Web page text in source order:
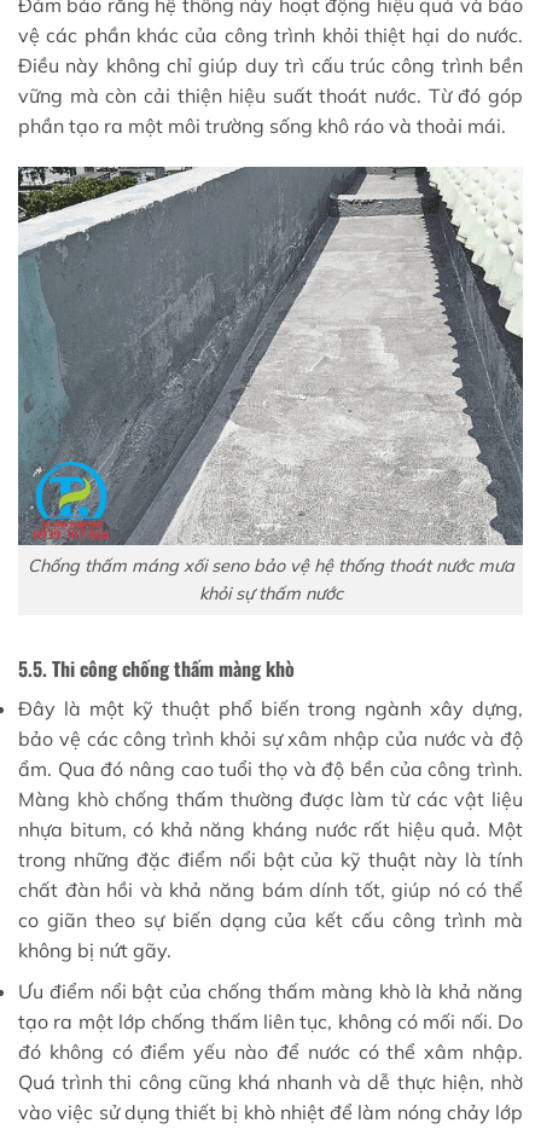
vệ các phần khác của công trình khỏi thiệt hại do nước.
Điều này không chỉ giúp duy trì cấu trúc công trình bền
vững mà còn cải thiện hiệu suất thoát nước. Từ đó góp
phần tạo ra một môi trường sống khô ráo và thoải mái.
Chống thấm máng xối seno bảo vệ hệ thống thoát nước mưa
khỏi sự thấm nước
5.5. Thi công chống thấm màng khò
Đây là một kỹ thuật phổ biến trong ngành xây dựng,
bảo vệ các công trình khỏi sự xâm nhập của nước và độ
ẩm. Qua đó nâng cao tuổi thọ và độ bền của công trình.
Màng khò chống thấm thường được làm từ các vật liệu
nhựa bitum, có khả năng kháng nước rất hiệu quả. Một
trong những đặc điểm nổi bật của kỹ thuật này là tính
chất đàn hồi và khả năng bám dính tốt, giúp nó có thể
co giãn theo sự biến dạng của kết cấu công trình mà
không bị nứt gãy.
Ưu điểm nổi bật của chống thấm màng khò là khả năng
tạo ra một lớp chống thấm liên tục, không có mối nối. Do
đó không có điểm yếu nào để nước có thể xâm nhập.
Quá trình thi công cũng khá nhanh và dễ thực hiện, nhờ
vào việc sử dụng thiết bị khò nhiệt để làm nóng chảy lớp